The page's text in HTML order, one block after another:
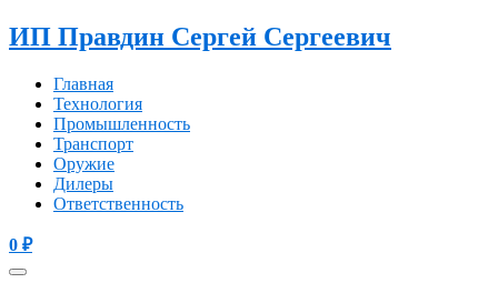
ИП Правдин Сергей Сергеевич
Главная
Технология
Промышленность
Транспорт
Оружие
Дилеры
Ответственность
0 ₽